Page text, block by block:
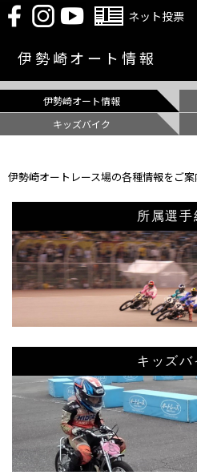
ネット投票
伊勢崎オート情報
伊勢崎オート情報
キッズバイク
伊勢崎オートレース場の各種情報をご案
所属選手
キッズバ